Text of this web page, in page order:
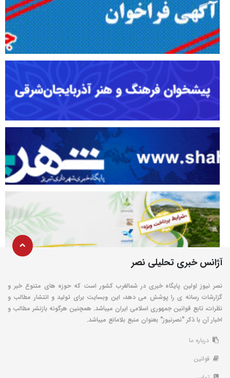
آژانس خبری تحلیلی نصر
نصر نیوز اولین پایگاه خبری در شمالغرب کشور است که حوزه های متنوع خبر و
گزارشات رسانه ی را پوشش می دهد، این وبسایت برای تولید و انتشار مطالب و
نظرات، تابع قوانین جمهوری اسلامی ایران میباشد. همچنین هرگونه بازنشر مطالب و
اخبار آن با ذکر "نصرنیوز" بعنوان منبع بلامانع میباشد.
درباره ما
قوانین